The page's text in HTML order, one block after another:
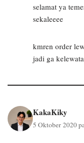
selamat ya
sekaleeee
kmren order
jadi ga
KakaKiky
5 Oktober 2020